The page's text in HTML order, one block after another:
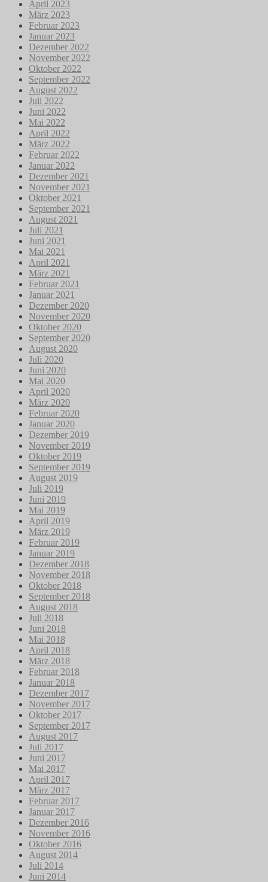
April 2023
März 2023
Februar 2023
Januar 2023
Dezember 2022
November 2022
Oktober 2022
September 2022
August 2022
Juli 2022
Juni 2022
Mai 2022
April 2022
März 2022
Februar 2022
Januar 2022
Dezember 2021
November 2021
Oktober 2021
September 2021
August 2021
Juli 2021
Juni 2021
Mai 2021
April 2021
März 2021
Februar 2021
Januar 2021
Dezember 2020
November 2020
Oktober 2020
September 2020
August 2020
Juli 2020
Juni 2020
Mai 2020
April 2020
März 2020
Februar 2020
Januar 2020
Dezember 2019
November 2019
Oktober 2019
September 2019
August 2019
Juli 2019
Juni 2019
Mai 2019
April 2019
März 2019
Februar 2019
Januar 2019
Dezember 2018
November 2018
Oktober 2018
September 2018
August 2018
Juli 2018
Juni 2018
Mai 2018
April 2018
März 2018
Februar 2018
Januar 2018
Dezember 2017
November 2017
Oktober 2017
September 2017
August 2017
Juli 2017
Juni 2017
Mai 2017
April 2017
März 2017
Februar 2017
Januar 2017
Dezember 2016
November 2016
Oktober 2016
August 2014
Juli 2014
Juni 2014